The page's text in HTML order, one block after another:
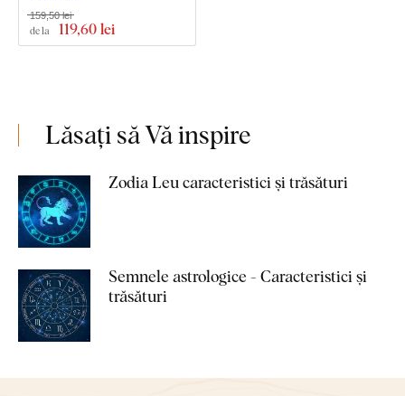
de la 119,60 lei
159,50 lei
Lăsați să Vă inspire
Zodia Leu caracteristici și trăsături
Semnele astrologice - Caracteristici și
trăsături